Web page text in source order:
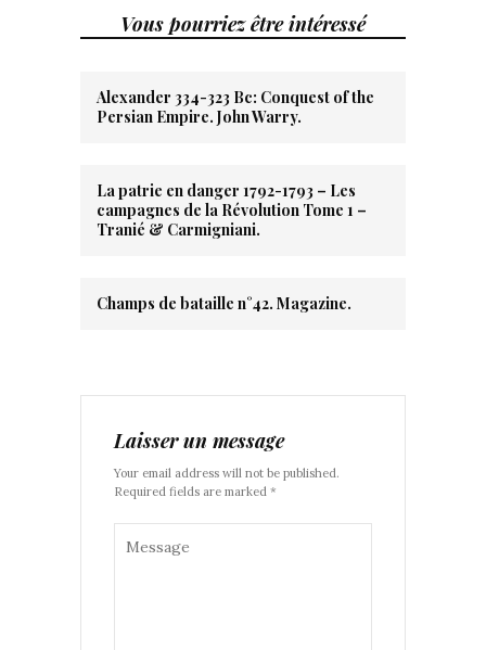
Vous pourriez être intéressé
Alexander 334-323 Bc: Conquest of the
Persian Empire. John Warry.
La patrie en danger 1792-1793 – Les
campagnes de la Révolution Tome 1 –
Tranié & Carmigniani.
Champs de bataille n°42. Magazine.
Laisser un message
Your email address will not be published.
Required fields are marked *